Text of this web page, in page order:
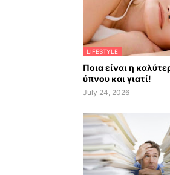
LIFESTYLE
Ποια είναι η
ύπνου και γιατί!
July 24, 2026